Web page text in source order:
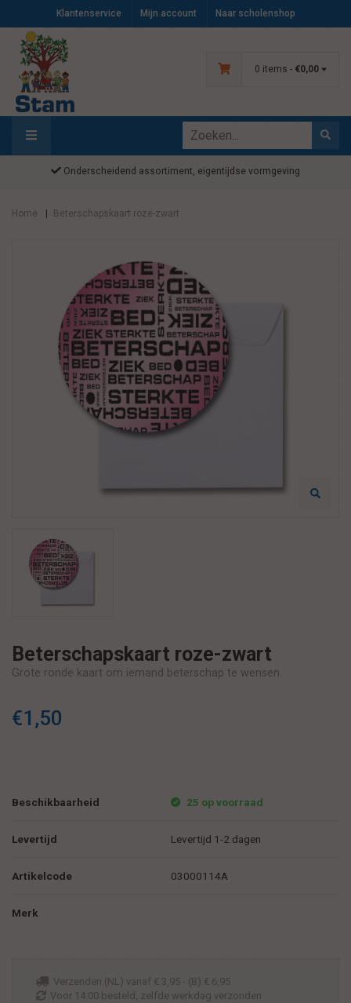
Klantenservice Mijn account Naar scholenshop
0 items - €0,00
Onderscheidend assortiment, eigentijdse vormgeving
Home Beterschapskaart roze-zwart
Beterschapskaart roze-zwart
Grote ronde kaart om iemand beterschap te wensen.
€1,50
Beschikbaarheid 25 op voorraad
Levertijd Levertijd 1-2 dagen
Artikelcode 03000114A
Merk
Verzenden (NL) vanaf € 3,95 - (B) € 6,95
Voor 14:00 besteld, zelfde werkdag verzonden